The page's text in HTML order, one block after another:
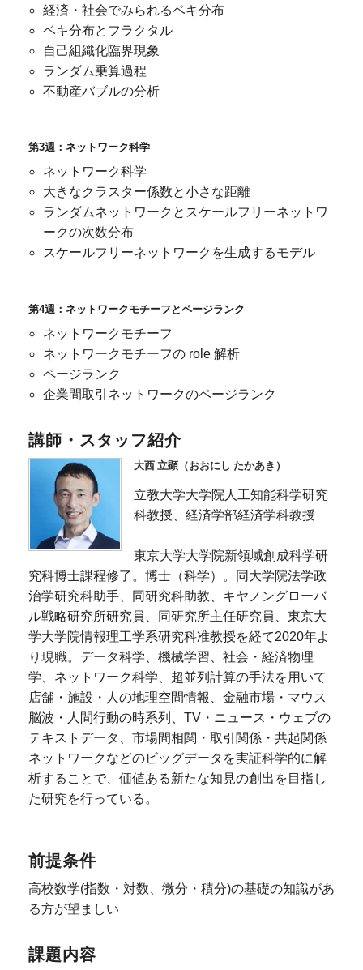
経済・社会でみられるベキ分布
ベキ分布とフラクタル
自己組織化臨界現象
ランダム乗算過程
不動産バブルの分析
第3週：ネットワーク科学
ネットワーク科学
大きなクラスター係数と小さな距離
ランダムネットワークとスケールフリーネットワ
ークの次数分布
スケールフリーネットワークを生成するモデル
第4週：ネットワークモチーフとページランク
ネットワークモチーフ
ネットワークモチーフの role 解析
ページランク
企業間取引ネットワークのページランク
講師・スタッフ紹介
大西 立顕（おおにし たかあき）
立教大学大学院人工知能科学研究
科教授、経済学部経済学科教授
東京大学大学院新領域創成科学研
究科博士課程修了。博士（科学）。同大学院法学政
治学研究科助手、同研究科助教、キヤノングローバ
ル戦略研究所研究員、同研究所主任研究員、東京大
学大学院情報理工学系研究科准教授を経て2020年よ
り現職。データ科学、機械学習、社会・経済物理
学、ネットワーク科学、超並列計算の手法を用いて
店舗・施設・人の地理空間情報、金融市場・マウス
脳波・人間行動の時系列、TV・ニュース・ウェブの
テキストデータ、市場間相関・取引関係・共起関係
ネットワークなどのビッグデータを実証科学的に解
析することで、価値ある新たな知見の創出を目指し
た研究を行っている。
前提条件
高校数学(指数・対数、微分・積分)の基礎の知識があ
る方が望ましい
課題内容